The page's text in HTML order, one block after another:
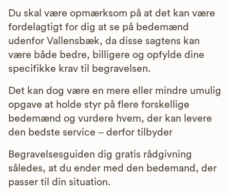
Du skal være opmærksom på at det kan være
fordelagtigt for dig at se på bedemænd
udenfor Vallensbæk, da disse sagtens kan
være både bedre, billigere og opfylde dine
specifikke krav til begravelsen.
Det kan dog være en mere eller mindre umulig
opgave at holde styr på flere forskellige
bedemænd og vurdere hvem, der kan levere
den bedste service – derfor tilbyder
Begravelsesguiden dig gratis rådgivning
således, at du ender med den bedemand, der
passer til din situation.